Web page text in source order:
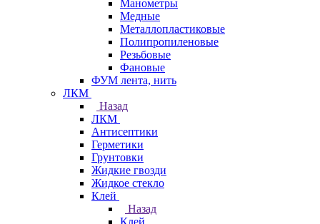
Манометры
Медные
Металлопластиковые
Полипропиленовые
Резьбовые
Фановые
ФУМ лента, нить
ЛКМ
Назад
ЛКМ
Антисептики
Герметики
Грунтовки
Жидкие гвозди
Жидкое стекло
Клей
Назад
Клей